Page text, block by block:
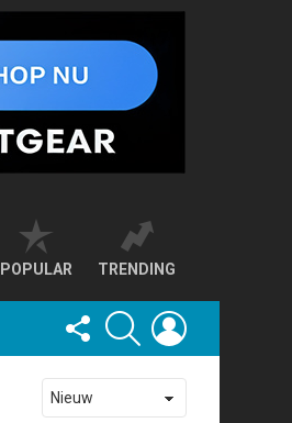
POPULAR TRENDING
FOLLOW
US
SEARCH